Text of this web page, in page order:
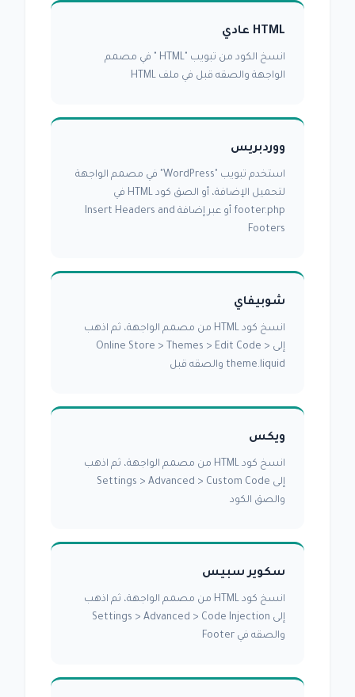
HTML عادي
انسخ الكود من تبويب "HTML " في مصمم
الواجهة والصقه قبل في ملف HTML
ووردبريس
استخدم تبويب "WordPress" في مصمم الواجهة
لتحميل الإضافة، أو الصق كود HTML في
footer.php أو عبر إضافة Insert Headers and
Footers
شوبيفاي
انسخ كود HTML من مصمم الواجهة، ثم اذهب
إلى Online Store > Themes > Edit Code >
theme.liquid والصقه قبل
ويكس
انسخ كود HTML من مصمم الواجهة، ثم اذهب
إلى Settings > Advanced > Custom Code
والصق الكود
سكوير سبيس
انسخ كود HTML من مصمم الواجهة، ثم اذهب
إلى Settings > Advanced > Code Injection
والصقه في Footer